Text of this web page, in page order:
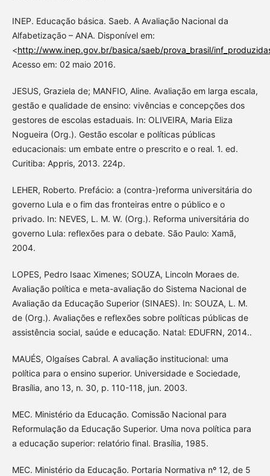
INEP. Educação básica. Saeb. A Avaliação Nacional da
Alfabetização – ANA. Disponível em:
<http://www.inep.gov.br/basica/saeb/prova_brasil/
Acesso em: 02 maio 2016.
JESUS, Graziela de; MANFIO, Aline. Avaliação em larga escala,
gestão e qualidade de ensino: vivências e concepções dos
gestores de escolas estaduais. In: OLIVEIRA, Maria Eliza
Nogueira (Org.). Gestão escolar e políticas públicas
educacionais: um embate entre o prescrito e o real. 1. ed.
Curitiba: Appris, 2013. 224p.
LEHER, Roberto. Prefácio: a (contra-)reforma universitária do
governo Lula e o fim das fronteiras entre o público e o
privado. In: NEVES, L. M. W. (Org.). Reforma universitária do
governo Lula: reflexões para o debate. São Paulo: Xamã,
2004.
LOPES, Pedro Isaac Ximenes; SOUZA, Lincoln Moraes de.
Avaliação política e meta-avaliação do Sistema Nacional de
Avaliação da Educação Superior (SINAES). In: SOUZA, L. M.
de (Org.). Avaliações e reflexões sobre políticas públicas de
assistência social, saúde e educação. Natal: EDUFRN, 2014..
MAUÉS, Olgaíses Cabral. A avaliação institucional: uma
política para o ensino superior. Universidade e Sociedade,
Brasília, ano 13, n. 30, p. 110-118, jun. 2003.
MEC. Ministério da Educação. Comissão Nacional para
Reformulação da Educação Superior. Uma nova política para
a educação superior: relatório final. Brasília, 1985.
MEC. Ministério da Educação. Portaria Normativa nº 12, de 5